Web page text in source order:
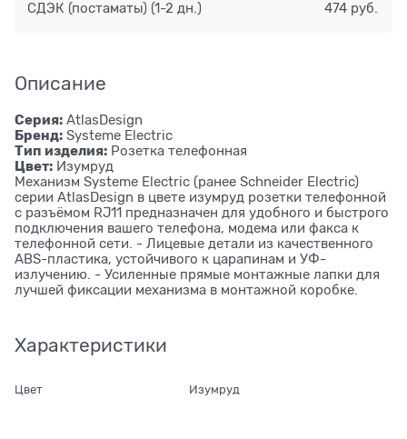
СДЭК (постаматы) (1-2 дн.) 474 руб.
Описание
Серия: AtlasDesign
Бренд: Systeme Electric
Тип изделия: Розетка телефонная
Цвет: Изумруд
Механизм Systeme Electric (ранее Schneider Electric)
серии AtlasDesign в цвете изумруд розетки телефонной
с разъёмом RJ11 предназначен для удобного и быстрого
подключения вашего телефона, модема или факса к
телефонной сети. - Лицевые детали из качественного
ABS-пластика, устойчивого к царапинам и УФ-
излучению. - Усиленные прямые монтажные лапки для
лучшей фиксации механизма в монтажной коробке.
Характеристики
Цвет Изумруд